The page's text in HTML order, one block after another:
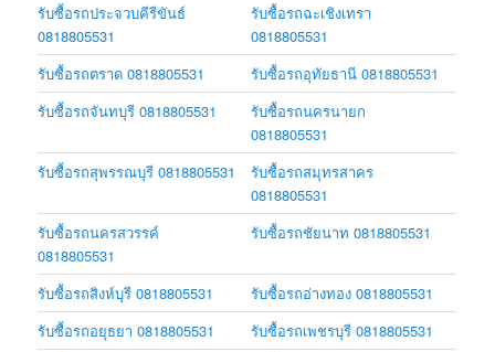
รับซื้อรถประจวบคีรีขันธ์
0818805531
รับซื้อรถฉะเชิงเทรา
0818805531
รับซื้อรถตราด 0818805531
รับซื้อรถอุทัยธานี 0818805531
รับซื้อรถจันทบุรี 0818805531
รับซื้อรถนครนายก
0818805531
รับซื้อรถสุพรรณบุรี 0818805531
รับซื้อรถสมุทรสาคร
0818805531
รับซื้อรถนครสวรรค์
0818805531
รับซื้อรถชัยนาท 0818805531
รับซื้อรถสิงห์บุรี 0818805531
รับซื้อรถอ่างทอง 0818805531
รับซื้อรถอยุธยา 0818805531
รับซื้อรถเพชรบุรี 0818805531